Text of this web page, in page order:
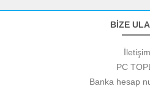
BİZE
İletişim
PC
Banka hesap